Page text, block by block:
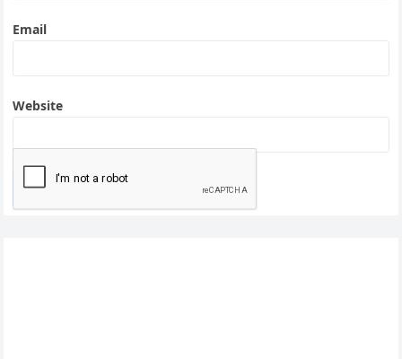
Email
Website